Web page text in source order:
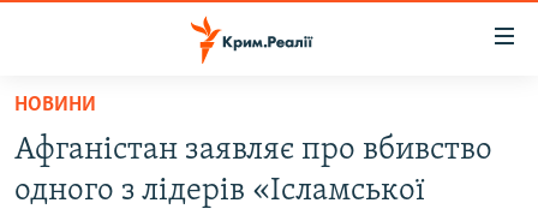
Перейти
основного
матеріалу
НОВИНИ
ВОДА.КРИМ
НОВИНИ
Афганістан заявляє про вбивство
одного з лідерів «Ісламської